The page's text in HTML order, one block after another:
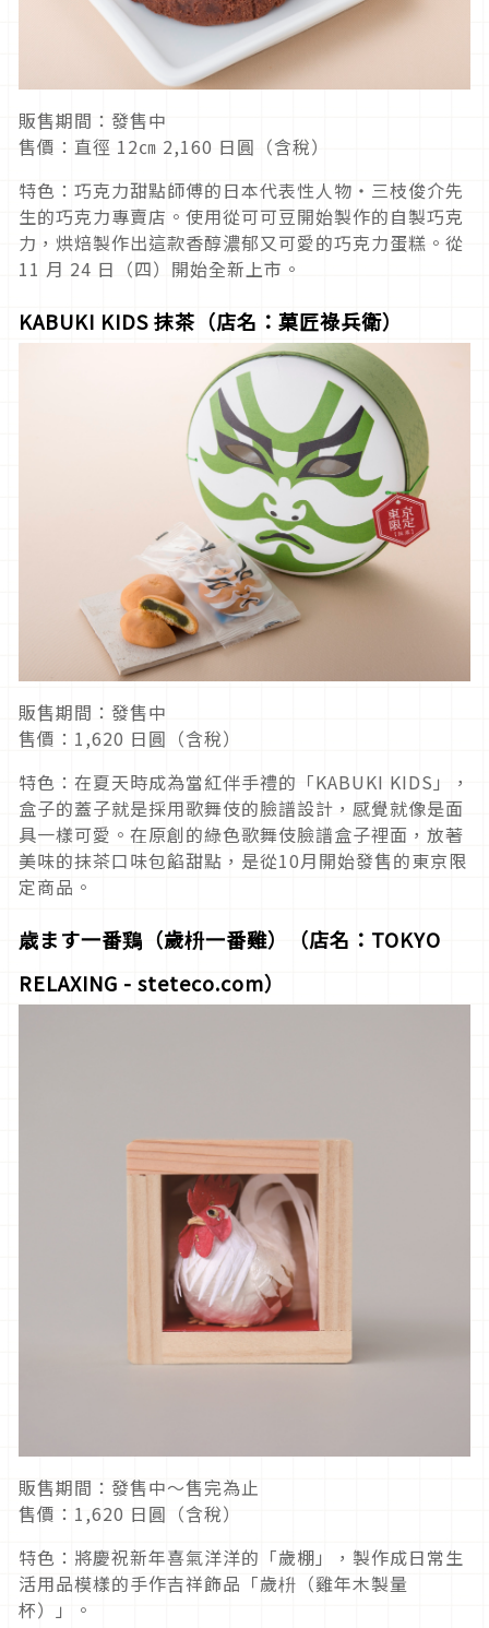
販售期間：發售中
售價：直徑 12㎝ 2,160 日圓（含稅）
特色：巧克力甜點師傅的日本代表性人物・三枝俊介先
生的巧克力專賣店。使用從可可豆開始製作的自製巧克
力，烘焙製作出這款香醇濃郁又可愛的巧克力蛋糕。從
11 月 24 日（四）開始全新上市。
KABUKI KIDS 抹茶（店名：菓匠祿兵衛）
販售期間：發售中
售價：1,620 日圓（含稅）
特色：在夏天時成為當紅伴手禮的「KABUKI KIDS」，
盒子的蓋子就是採用歌舞伎的臉譜設計，感覺就像是面
具一樣可愛。在原創的綠色歌舞伎臉譜盒子裡面，放著
美味的抹茶口味包餡甜點，是從10月開始發售的東京限
定商品。
歳ます一番鶏（歲枡一番雞）（店名：TOKYO
RELAXING - steteco.com）
販售期間：發售中～售完為止
售價：1,620 日圓（含稅）
特色：將慶祝新年喜氣洋洋的「歲棚」，製作成日常生
活用品模樣的手作吉祥飾品「歲枡（雞年木製量
杯）」。